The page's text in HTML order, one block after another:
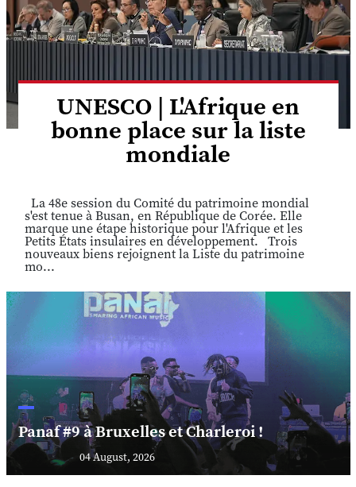
UNESCO | L'Afrique en
bonne place sur la liste
mondiale
La 48e session du Comité du patrimoine mondial
s'est tenue à Busan, en République de Corée. Elle
marque une étape historique pour l'Afrique et les
Petits États insulaires en développement. Trois
nouveaux biens rejoignent la Liste du patrimoine
mo...
Panaf #9 à Bruxelles et Charleroi !
04 August, 2026